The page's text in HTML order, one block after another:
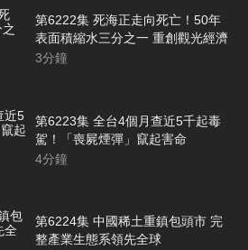
第6222集 死海正走向死亡！50年
表面積縮水三分之一 重創觀光經濟
3分鐘
第6223集 全台4個月查近5千起毒
駕！「喪屍煙彈」竄起害命
4分鐘
第6224集 中國稀土重鎮包頭市 完
整產業生態系領先全球